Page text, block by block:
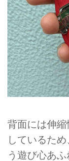
背面には伸
しているため
う遊び心あふ